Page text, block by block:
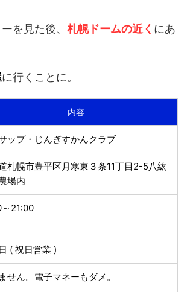
を見た後、 札幌ドームの近く にあ
に行くことに。
内容
ップ・じんぎすかんクラブ
札幌市豊平区月寒東３条11丁目2-5八紘
場内
～21:00
( 祝日営業 )
せん。電子マネーもダメ。